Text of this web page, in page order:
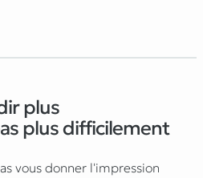
plus
plus difficilement
vous donner l'impression